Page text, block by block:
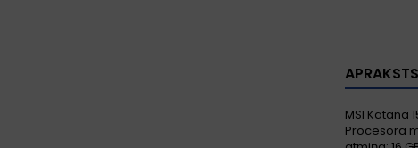
APRAKSTS
MSI Katana
Procesora